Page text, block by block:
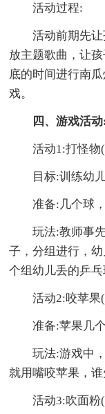
活动过程:
活动前期先
放主题歌曲，让
底的时间进行南
戏。
四、游戏活
活动1:打怪物
目标:训练幼
准备:几个球
玩法:教师事
子，分组进行，
个组幼儿丢的乒乓
活动2:咬苹果
准备:苹果几
玩法:游戏中
就用嘴咬苹果，谁
活动3:吹面粉